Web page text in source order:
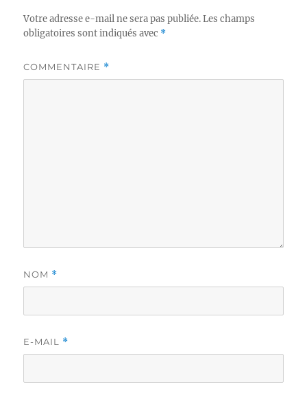
Votre adresse e-mail ne sera pas publiée. Les champs
obligatoires sont indiqués avec *
COMMENTAIRE *
NOM *
E-MAIL *